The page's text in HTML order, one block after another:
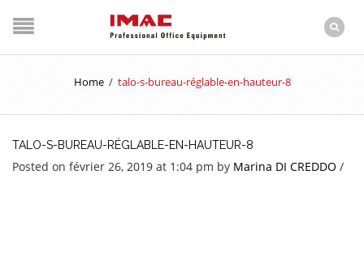
Home / talo-s-bureau-réglable-en-hauteur-8
TALO-S-BUREAU-RÉGLABLE-EN-HAUTEUR-8
Posted on février 26, 2019 at 1:04 pm by Marina DI CREDDO /